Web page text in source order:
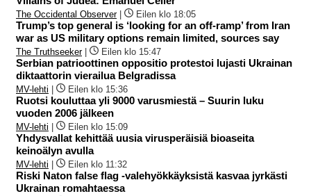
The Occidental Observer| Eilen klo 18:05
Trump’s top general is ‘looking for an off-ramp’ from Iran
war as US military options remain limited, sources say
The Truthseeker| Eilen klo 15:47
Serbian patrioottinen oppositio protestoi lujasti Ukrainan
diktaattorin vierailua Belgradissa
MV-lehti Eilen klo 15:36
Ruotsi kouluttaa yli 9000 varusmiestä – Suurin luku
vuoden 2006 jälkeen
MV-lehti Eilen klo 15:09
Yhdysvallat kehittää uusia virusperäisiä bioaseita
keinoälyn avulla
MV-lehti Eilen klo 11:32
Riski Naton false flag -valehyökkäyksistä kasvaa jyrkästi
Ukrainan romahtaessa